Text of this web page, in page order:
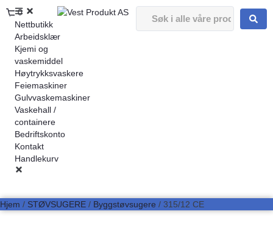
0
Nettbutikk
Arbeidsklær
Kjemi og
vaskemiddel
Høytrykksvaskere
Feiemaskiner
Gulvvaskemaskiner
Vaskehall /
containere
Bedriftskonto
Kontakt
Handlekurv
Hjem / STØVSUGERE / Byggstøvsugere / 315/12 CE